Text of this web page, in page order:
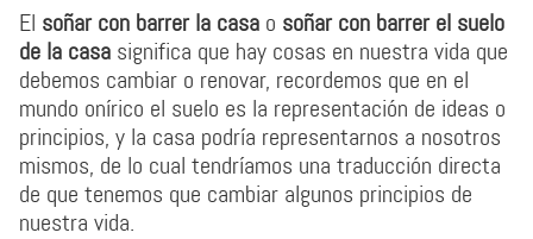
El soñar con barrer la casa o soñar con barrer el suelo
de la casa significa que hay cosas en nuestra vida que
debemos cambiar o renovar, recordemos que en el
mundo onírico el suelo es la representación de ideas o
principios, y la casa podría representarnos a nosotros
mismos, de lo cual tendríamos una traducción directa
de que tenemos que cambiar algunos principios de
nuestra vida.